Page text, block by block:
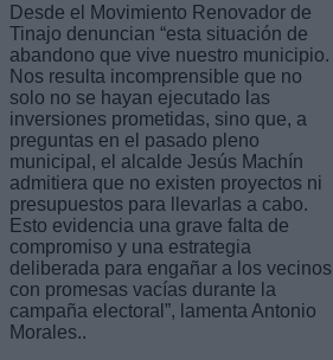
Desde el Movimiento Renovador de
Tinajo denuncian “esta situación de
abandono que vive nuestro municipio.
Nos resulta incomprensible que no
solo no se hayan ejecutado las
inversiones prometidas, sino que, a
preguntas en el pasado pleno
municipal, el alcalde Jesús Machín
admitiera que no existen proyectos ni
presupuestos para llevarlas a cabo.
Esto evidencia una grave falta de
compromiso y una estrategia
deliberada para engañar a los vecinos
con promesas vacías durante la
campaña electoral”, lamenta Antonio
Morales..